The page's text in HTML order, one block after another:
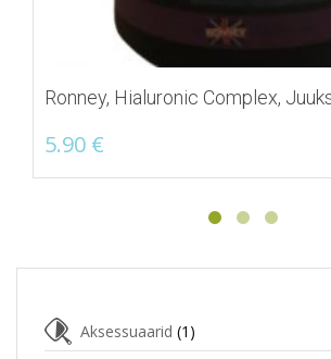
Ronney, Hialuronic Complex,
5.90 €
Aksessuaarid (1)